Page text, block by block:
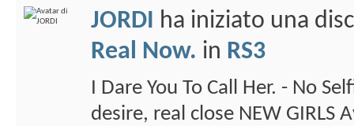
JORDI ha iniziato una
Real Now. in RS3
I Dare You To Call Her. - No
desire, real close NEW GIRLS